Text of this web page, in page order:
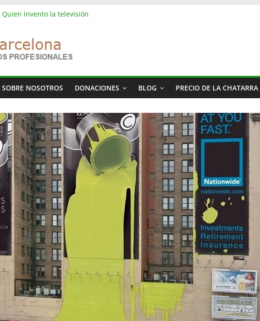
Quien invento la televisión
Vaciamos Masías: vaciado de pisos, locales, naves y propiedades completas
La televisión más cara del mundo
SOBRE NOSOTROS DONACIONES BLOG PRECIO DE LA CHATARRA